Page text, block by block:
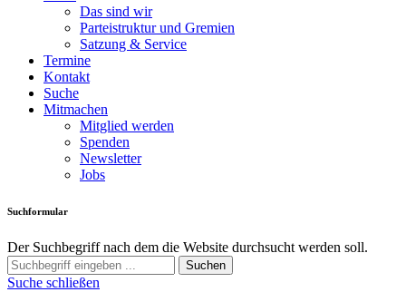
Das sind wir
Parteistruktur und Gremien
Satzung & Service
Termine
Kontakt
Suche
Mitmachen
Mitglied werden
Spenden
Newsletter
Jobs
Suchformular
Der Suchbegriff nach dem die Website durchsucht werden soll.
Suchen
Suche schließen